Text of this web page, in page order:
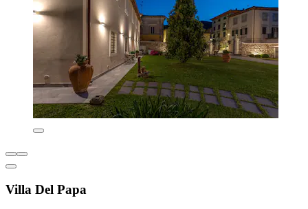
Villa Del Papa